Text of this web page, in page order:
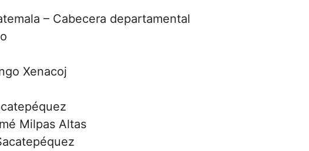
– Cabecera departamental
Xenacoj
Milpas Altas